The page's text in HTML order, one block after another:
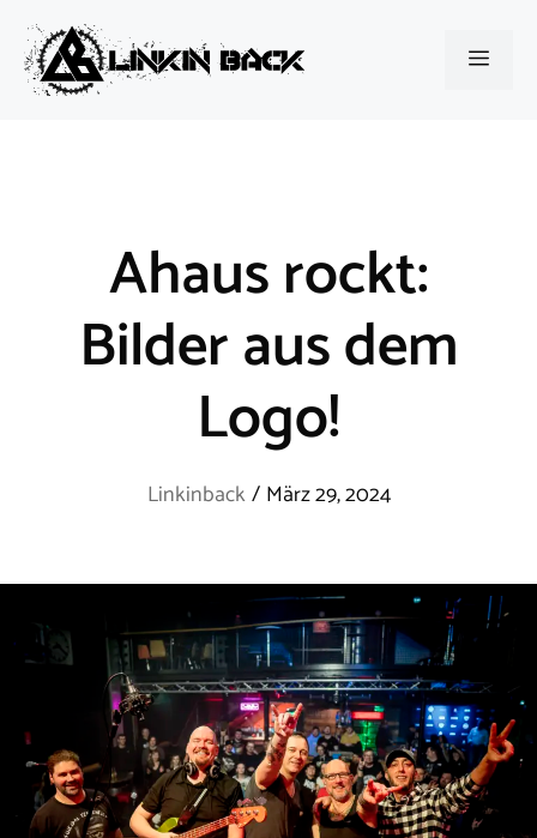
Zum
Inhalt
springen
Menü
Ahaus rockt:
Bilder aus dem
Logo!
Linkinback/ März 29, 2024